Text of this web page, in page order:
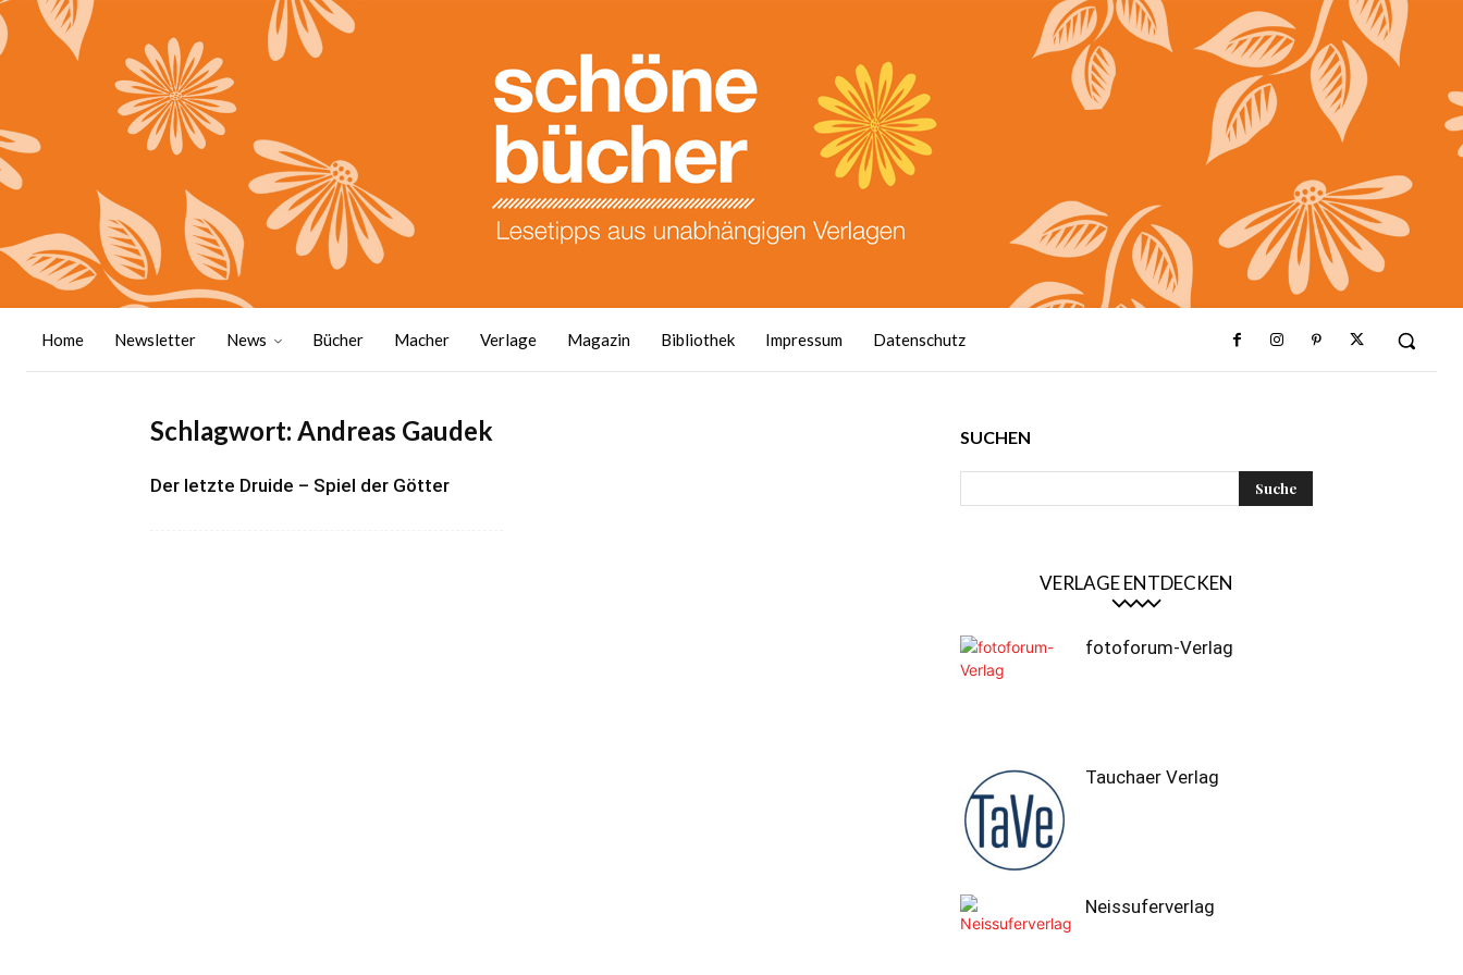
Home Newsletter News Bücher Macher Verlage Magazin Bibliothek Impressum Datenschutz
Schlagwort: Andreas Gaudek
Der letzte Druide – Spiel der Götter
SUCHEN
VERLAGE ENTDECKEN
fotoforum-Verlag
Tauchaer Verlag
Neissuferverlag